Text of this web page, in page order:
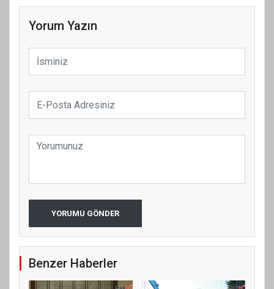
Yorum Yazın
YORUMU GÖNDER
Benzer Haberler